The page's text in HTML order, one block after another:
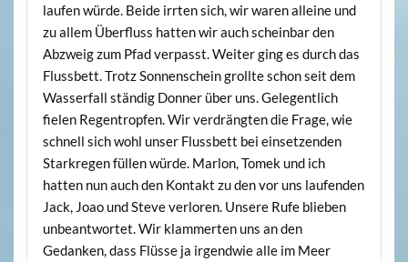
laufen würde. Beide irrten sich, wir waren alleine und
zu allem Überfluss hatten wir auch scheinbar den
Abzweig zum Pfad verpasst. Weiter ging es durch das
Flussbett. Trotz Sonnenschein grollte schon seit dem
Wasserfall ständig Donner über uns. Gelegentlich
fielen Regentropfen. Wir verdrängten die Frage, wie
schnell sich wohl unser Flussbett bei einsetzenden
Starkregen füllen würde. Marlon, Tomek und ich
hatten nun auch den Kontakt zu den vor uns laufenden
Jack, Joao und Steve verloren. Unsere Rufe blieben
unbeantwortet. Wir klammerten uns an den
Gedanken, dass Flüsse ja irgendwie alle im Meer